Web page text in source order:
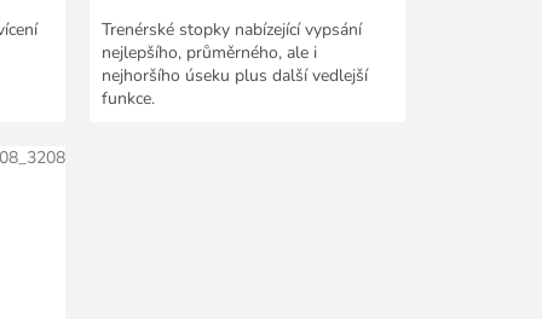
Trenérské stopky nabízející vypsání
nejlepšího, průměrného, ale i
nejhoršího úseku plus další vedlejší
funkce.